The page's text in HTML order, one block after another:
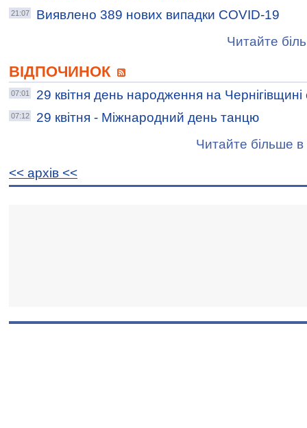
21:07
Виявлено 389 нових випадки COVID-19
Читайте
ВІДПОЧИНОК
07:01 29 квітня день народження на Чернігівщині
07:12
29 квітня - Міжнародний день танцю
Читайте більше в
<< архiв <<